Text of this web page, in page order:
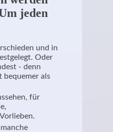
jeden
und in
Oder
- denn
als
für